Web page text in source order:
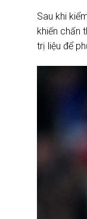
Sau khi
khiến chấn
trị liệu để